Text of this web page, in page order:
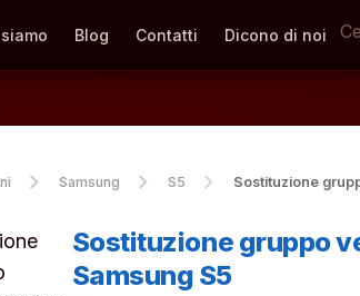
Blog Contatti Dicono di noi
Samsung S5 Sostituzione
Sostituzione gruppo
Samsung S5